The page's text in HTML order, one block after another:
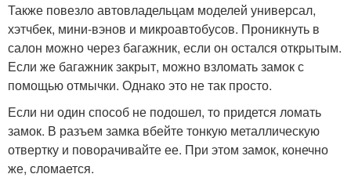
Также повезло автовладельцам моделей универсал,
хэтчбек, мини-вэнов и микроавтобусов. Проникнуть в
салон можно через багажник, если он остался открытым.
Если же багажник закрыт, можно взломать замок с
помощью отмычки. Однако это не так просто.
Если ни один способ не подошел, то придется ломать
замок. В разъем замка вбейте тонкую металлическую
отвертку и поворачивайте ее. При этом замок, конечно
же, сломается.